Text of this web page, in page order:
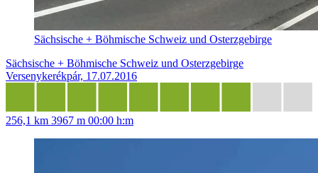
Sächsische + Böhmische Schweiz und Osterzgebirge
Sächsische + Böhmische Schweiz und Osterzgebirge
Versenykerékpár, 17.07.2016
256,1 km 3967 m 00:00 h:m